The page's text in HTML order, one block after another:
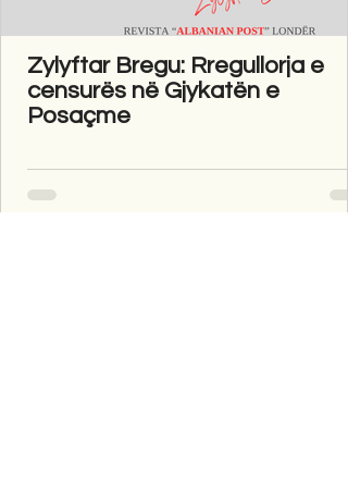
Zylyftar Bregu: Rregullorja e
censurës në Gjykatën e
Posaçme